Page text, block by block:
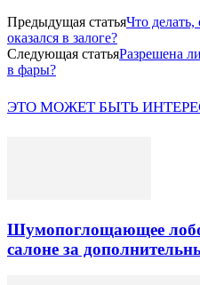
Предыдущая статьяЧто
оказался в залоге?
Следующая статьяРазрешена
в фары?
ЭТО МОЖЕТ БЫТЬ
Шумопоглощающее
салоне за